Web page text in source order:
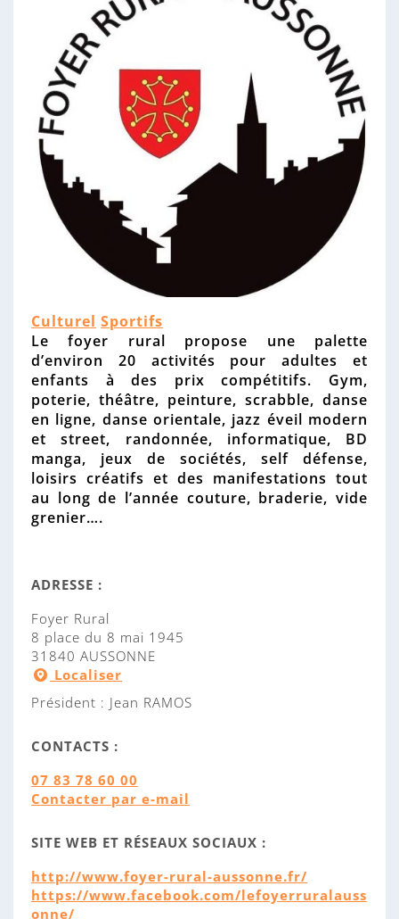
T
y
p
e
d
'
a
s
s
o
c
t
i
o
n
:
Culturel Sportifs
Le foyer rural propose une palette
d’environ 20 activités pour adultes et
enfants à des prix compétitifs. Gym,
poterie, théâtre, peinture, scrabble, danse
en ligne, danse orientale, jazz éveil modern
et street, randonnée, informatique, BD
manga, jeux de sociétés, self défense,
loisirs créatifs et des manifestations tout
au long de l’année couture, braderie, vide
grenier….
ADRESSE :
Foyer Rural
8 place du 8 mai 1945
31840 AUSSONNE
Localiser
Président : Jean RAMOS
CONTACTS :
07 83 78 60 00
Contacter par e-mail
SITE WEB ET RÉSEAUX SOCIAUX :
http://www.foyer-rural-aussonne.fr/
https://www.facebook.com/lefoyerruralauss
onne/